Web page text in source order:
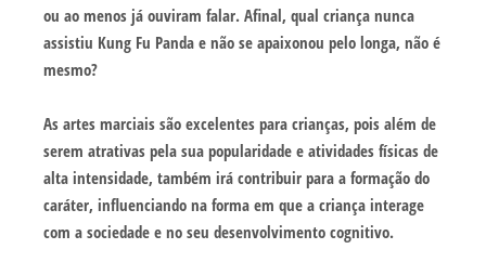
ou ao menos já ouviram falar. Afinal, qual criança nunca
assistiu Kung Fu Panda e não se apaixonou pelo longa, não é
mesmo?
As artes marciais são excelentes para crianças, pois além de
serem atrativas pela sua popularidade e atividades físicas de
alta intensidade, também irá contribuir para a formação do
caráter, influenciando na forma em que a criança interage
com a sociedade e no seu desenvolvimento cognitivo.